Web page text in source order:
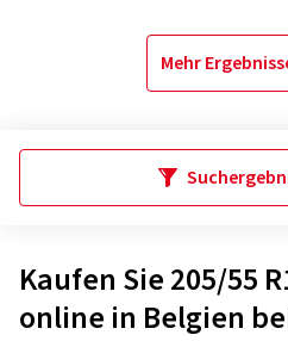
Mehr
Kaufen Sie 205/55
online in Belgien